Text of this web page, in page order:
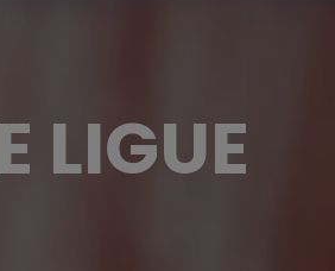
LIGUE